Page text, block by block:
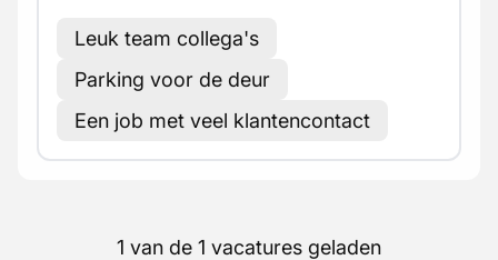
Leuk team collega's
Parking voor de deur
Een job met veel klantencontact
1 van de 1 vacatures geladen